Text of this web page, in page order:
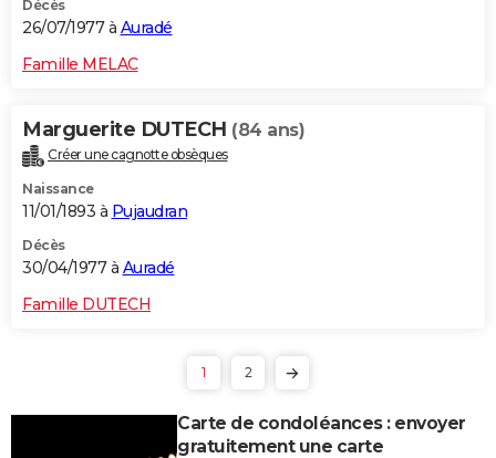
Décès
26/07/1977 à Auradé
Famille MELAC
Marguerite DUTECH (84 ans)
Créer une cagnotte obsèques
Naissance
11/01/1893 à Pujaudran
Décès
30/04/1977 à Auradé
Famille DUTECH
1 2
Carte de condoléances : envoyer
gratuitement une carte